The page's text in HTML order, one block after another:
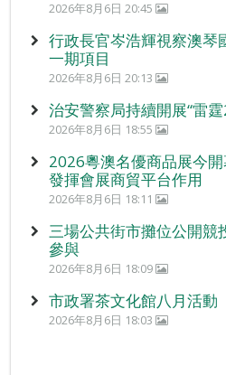
2026年8月6日 20:45
行政長官岑浩輝視察澳琴
一期項目
2026年8月6日 20:13
治安警察局持續開展“雷
2026年8月6日 18:55
2026粵澳名優商品展今
發揮會展商貿平台作用
2026年8月6日 18:11
三場公共街市攤位公開競
參與
2026年8月6日 18:09
市政署茶文化館八月活動
2026年8月6日 18:03